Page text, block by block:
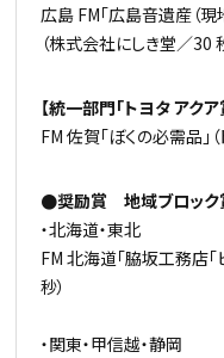
広島 FM「広島音遺産（現
（株式会社にしき堂／30
【統一部門「トヨタ アクア
FM 佐賀「ぼくの必需品」
●奨励賞 地域ブロック
・北海道・東北
FM 北海道「脇坂工務店
秒）
・関東・甲信越・静岡